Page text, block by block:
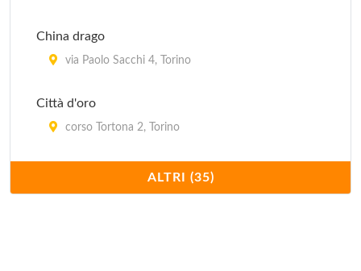
China drago
via Paolo Sacchi 4, Torino
Città d'oro
corso Tortona 2, Torino
corso Moncalieri 216/c, Torino
ALTRI (35)